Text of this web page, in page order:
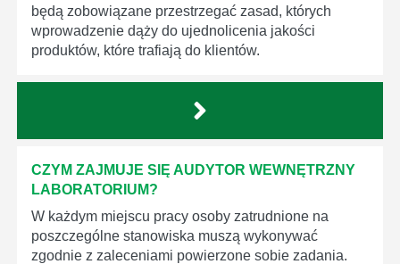
będą zobowiązane przestrzegać zasad, których
wprowadzenie dąży do ujednolicenia jakości
produktów, które trafiają do klientów.
CZYM ZAJMUJE SIĘ AUDYTOR WEWNĘTRZNY
LABORATORIUM?
W każdym miejscu pracy osoby zatrudnione na
poszczególne stanowiska muszą wykonywać
zgodnie z zaleceniami powierzone sobie zadania.